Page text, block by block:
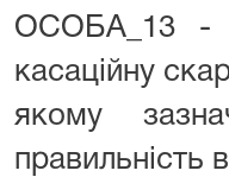
ОСОБА_13 -
касаційну
якому
правильність